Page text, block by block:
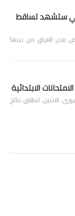
ستشهد تساقط
مدن العراق من بينها
الابتدائية
الاثنين، انطلاق نتائج